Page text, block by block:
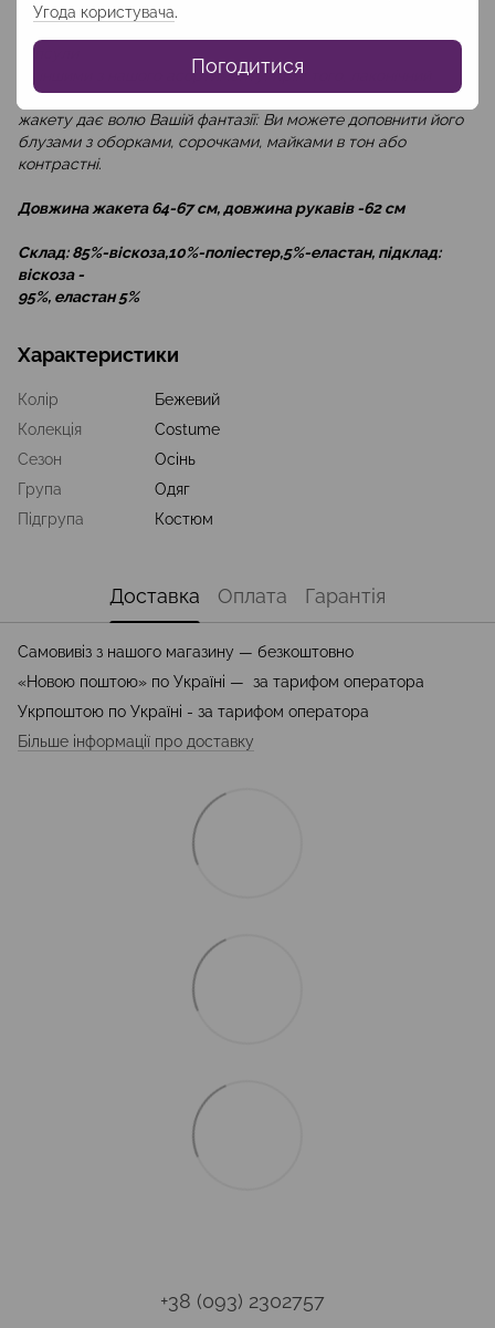
Угода користувача.
Погодитися
капсули
чи іншими з нашого асортименту. Крім того, лаконічний
вигляд
жакету дає волю Вашій фантазії: Ви можете доповнити його
блузами з оборками, сорочками, майками в тон або
контрастні.
Довжина жакета 64-67 см, довжина рукавів -62 см
Склад: 85%-віскоза,10%-поліестер,5%-еластан, підклад:
віскоза -
95%, еластан 5%
Характеристики
Колір
Бежевий
Колекція
Costume
Сезон
Осінь
Група
Одяг
Підгрупа
Костюм
Доставка Оплата Гарантія
Самовивіз з нашого магазину — безкоштовно
«Новою поштою» по Україні — за тарифом оператора
Укрпоштою по Україні - за тарифом оператора
Більше інформації про доставку
+38 (093) 2302757